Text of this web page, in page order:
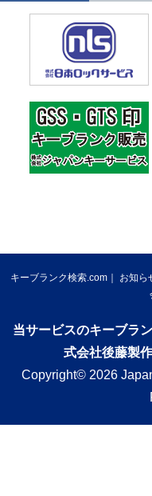
キーブランク検索.com お知ら
当サービスのキーブラ
式会社後藤製
Copyright© 2026